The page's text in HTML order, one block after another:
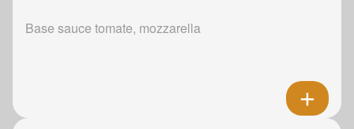
Base sauce tomate, mozzarella